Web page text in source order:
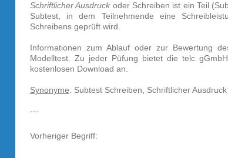
Schriftlicher Ausdruck oder Schreiben ist ein Teil
Subtest, in dem Teilnehmende eine
Schreibens geprüft wird.
Informationen zum Ablauf oder zur Bewertung
Modelltest. Zu jeder Püfung bietet die telc
kostenlosen Download an.
Synonyme: Subtest Schreiben, Schriftlicher Ausdruck
---
Vorheriger Begriff: